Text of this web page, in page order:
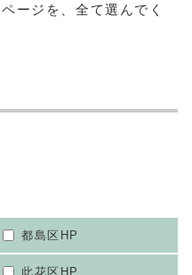
ージを、全て選んでく
都島区HP
此花区HP